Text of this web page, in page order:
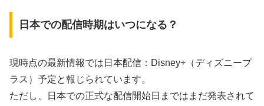
日本での配信時期はいつになる？
現時点の最新情報では日本配信：Disney+（ディズニープ
ラス）予定と報じられています。
ただし、日本での正式な配信開始日まではまだ発表されて